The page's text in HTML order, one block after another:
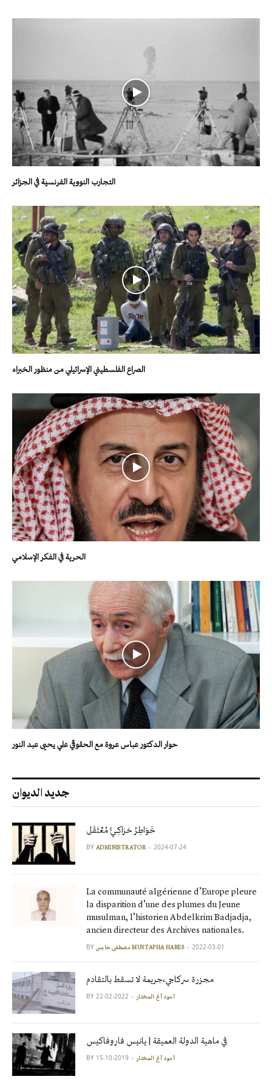
التجارب النووية الفرنسية في الجزائر
الصراع الفلسطيني الإسرائيلي من منظور الخبراء
الحرية في الفكر الإسلامي
حوار الدكتور عباس عروة مع الحقوقي علي يحيى عبد النور
جديد الديوان
خَوَاطِرُ حَرَاكِـيٍّ مُعْتَقَل
BY ADMINISTRATOR 2024-07-24
La communauté algérienne d’Europe pleure
la disparition d’une des plumes du Jeune
musulman, l’historien Abdelkrim Badjadja,
ancien directeur des Archives nationales.
BY مصطفى حابس MUSTAPHA HABES 2022-03-01
مجزرة سركاجي،جريمة لا تسقط بالتقادم
BY آمود أغ المختار 2022-02-22
في ماهية الدولة العميقة | يانيس فاروفاكيس
BY آمود أغ المختار 2019-10-15